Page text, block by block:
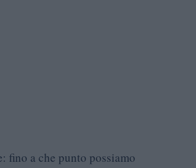
fino a che punto possiamo